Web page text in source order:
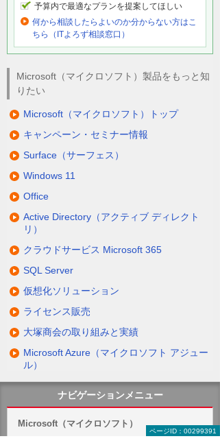
予算内で最適なプランを提案してほしい
何から相談したらよいのか分からない方はこ
ちら（ITよろず相談窓口）
Microsoft（マイクロソフト）製品をもっと知
りたい
Microsoft（マイクロソフト）トップ
キャンペーン・セミナー情報
Surface（サーフェス）
Windows 11
Office
Active Directory（アクティブ ディレクト
リ）
クラウドサービス Microsoft 365
SQL Server
仮想化ソリューション
ライセンス販売
大塚商会の取り組みと実績
Microsoft Azure（マイクロソフト アジュー
ル）
ページID：00299391
ナビゲーションメニュー
Microsoft（マイクロソフト）